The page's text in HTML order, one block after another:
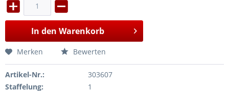
In den Warenkorb
Merken Bewerten
Artikel-Nr.:
303607
Staffelung:
1